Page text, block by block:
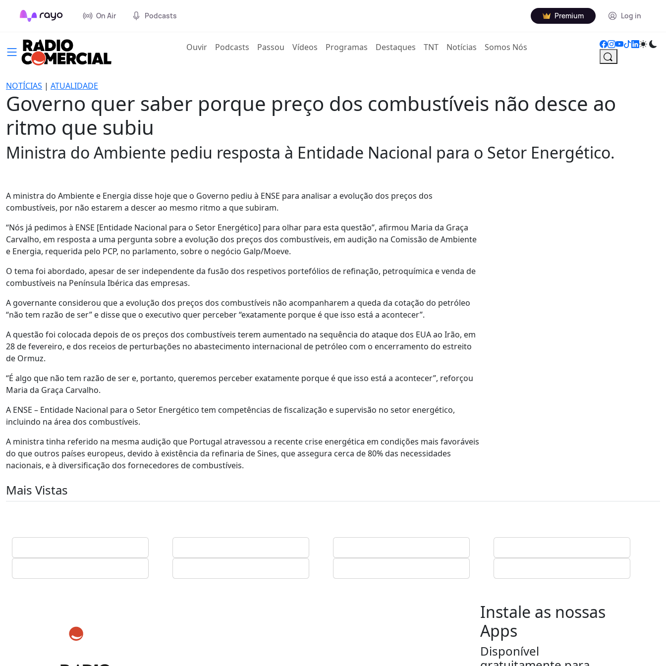
On Air Podcasts Premium Log in
Ouvir(current)
Podcasts Passou Vídeos Programas Destaques TNT Notícias Somos Nós
NOTÍCIAS | ATUALIDADE
Governo quer saber porque preço dos combustíveis não desce ao
ritmo que subiu
Ministra do Ambiente pediu resposta à Entidade Nacional para o Setor Energético.
A ministra do Ambiente e Energia disse hoje que o Governo pediu à ENSE para analisar a evolução dos preços dos
combustíveis, por não estarem a descer ao mesmo ritmo a que subiram.
“Nós já pedimos à ENSE [Entidade Nacional para o Setor Energético] para olhar para esta questão”, afirmou Maria da Graça
Carvalho, em resposta a uma pergunta sobre a evolução dos preços dos combustíveis, em audição na Comissão de Ambiente
e Energia, requerida pelo PCP, no parlamento, sobre o negócio Galp/Moeve.
O tema foi abordado, apesar de ser independente da fusão dos respetivos portefólios de refinação, petroquímica e venda de
combustíveis na Península Ibérica das empresas.
A governante considerou que a evolução dos preços dos combustíveis não acompanharem a queda da cotação do petróleo
“não tem razão de ser” e disse que o executivo quer perceber “exatamente porque é que isso está a acontecer”.
A questão foi colocada depois de os preços dos combustíveis terem aumentado na sequência do ataque dos EUA ao Irão, em
28 de fevereiro, e dos receios de perturbações no abastecimento internacional de petróleo com o encerramento do estreito
de Ormuz.
“É algo que não tem razão de ser e, portanto, queremos perceber exatamente porque é que isso está a acontecer”, reforçou
Maria da Graça Carvalho.
A ENSE – Entidade Nacional para o Setor Energético tem competências de fiscalização e supervisão no setor energético,
incluindo na área dos combustíveis.
A ministra tinha referido na mesma audição que Portugal atravessou a recente crise energética em condições mais favoráveis
do que outros países europeus, devido à existência da refinaria de Sines, que assegura cerca de 80% das necessidades
nacionais, e à diversificação dos fornecedores de combustíveis.
Mais Vistas
Instale as nossas
Apps
Disponível